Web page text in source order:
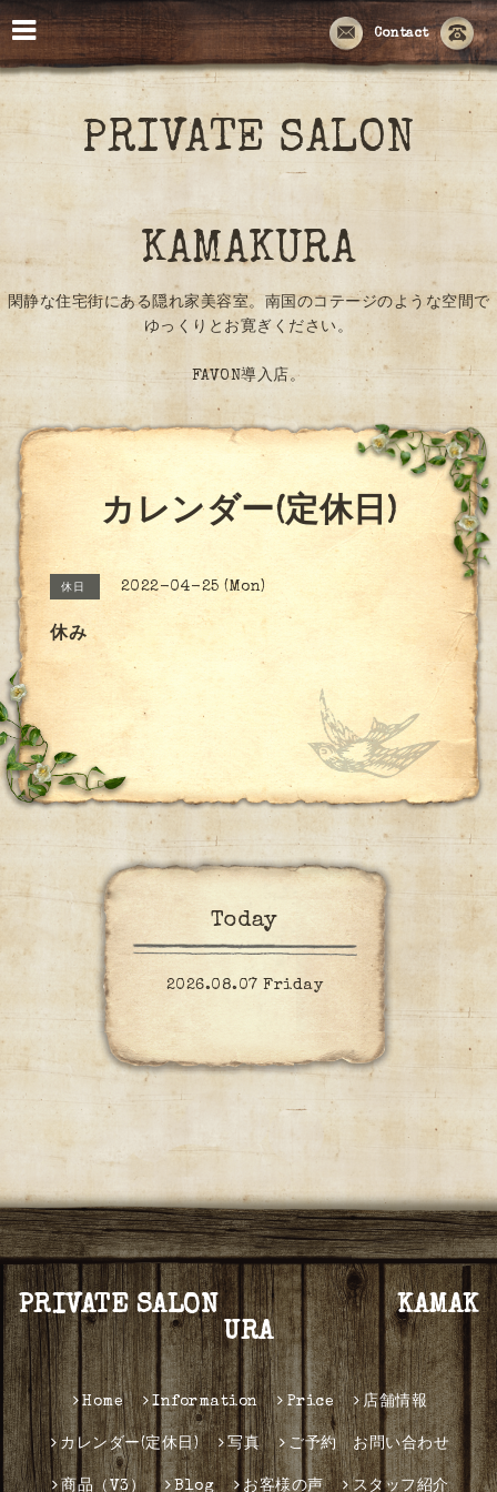
Contact
PRIVATE SALON
KAMAKURA
閑静な住宅街にある隠れ家美容室。南国のコテージのような空間で
ゆっくりとお寛ぎください。
FAVON導入店。
カレンダー(定休日)
休日 2022-04-25 (Mon)
休み
Today
2026.08.07 Friday
PRIVATE SALON KAMAK
URA
Home Information Price 店舗情報
カレンダー(定休日) 写真 ご予約 お問い合わせ
商品（V3） Blog お客様の声 スタッフ紹介